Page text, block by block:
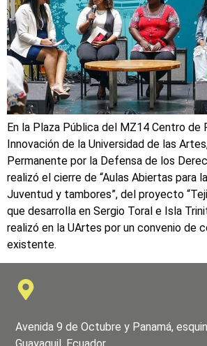
En la Plaza Pública del MZ14 Centro de
Innovación de la Universidad de las
Permanente por la Defensa de los
realizó el cierre de “Aulas Abiertas para
Juventud y tambores”, del proyecto
que desarrolla en Sergio Toral e Isla
realizó en la UArtes por un convenio de
existente.
Avenida 9 de Octubre y Panamá,
Guayaquil, Ecuador